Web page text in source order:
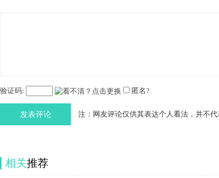
验证码: 匿名?
发表评论 注：网友评论仅供其表达个人看法，并不
相关推荐